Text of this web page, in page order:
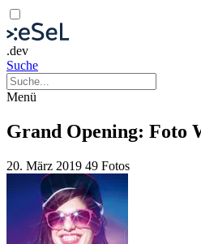
.dev
Suche
Menü
Grand Opening: Foto
20. März 2019 49 Fotos